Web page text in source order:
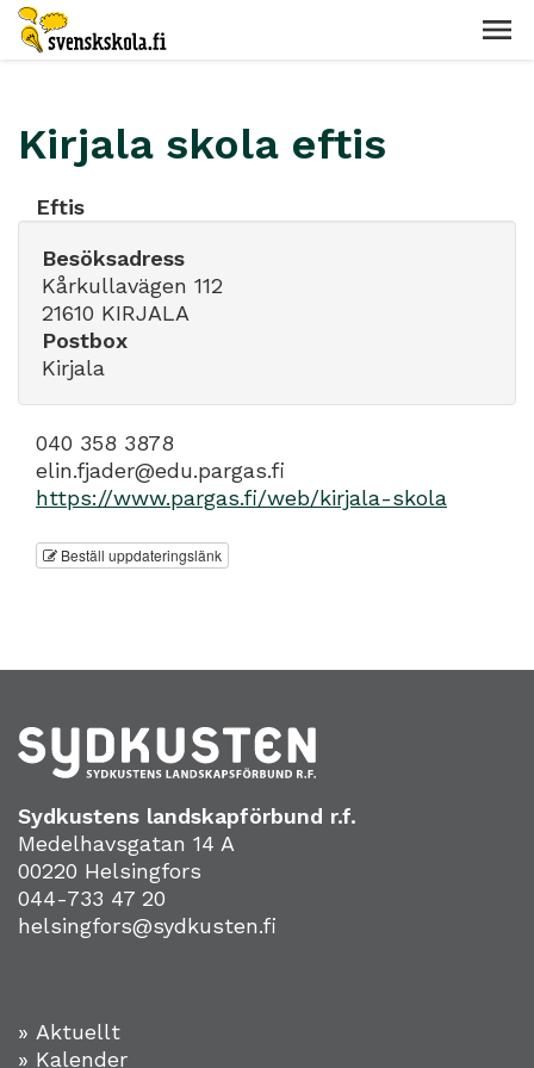
Kirjala skola eftis
Eftis
Besöksadress
Kårkullavägen 112
21610 KIRJALA
Postbox
Kirjala
040 358 3878
elin.fjader@edu.pargas.fi
https://www.pargas.fi/web/kirjala-skola
Beställ uppdateringslänk
Sydkustens landskapförbund r.f.
Medelhavsgatan 14 A
00220 Helsingfors
044-733 47 20
helsingfors@sydkusten.fi
» Aktuellt
» Kalender